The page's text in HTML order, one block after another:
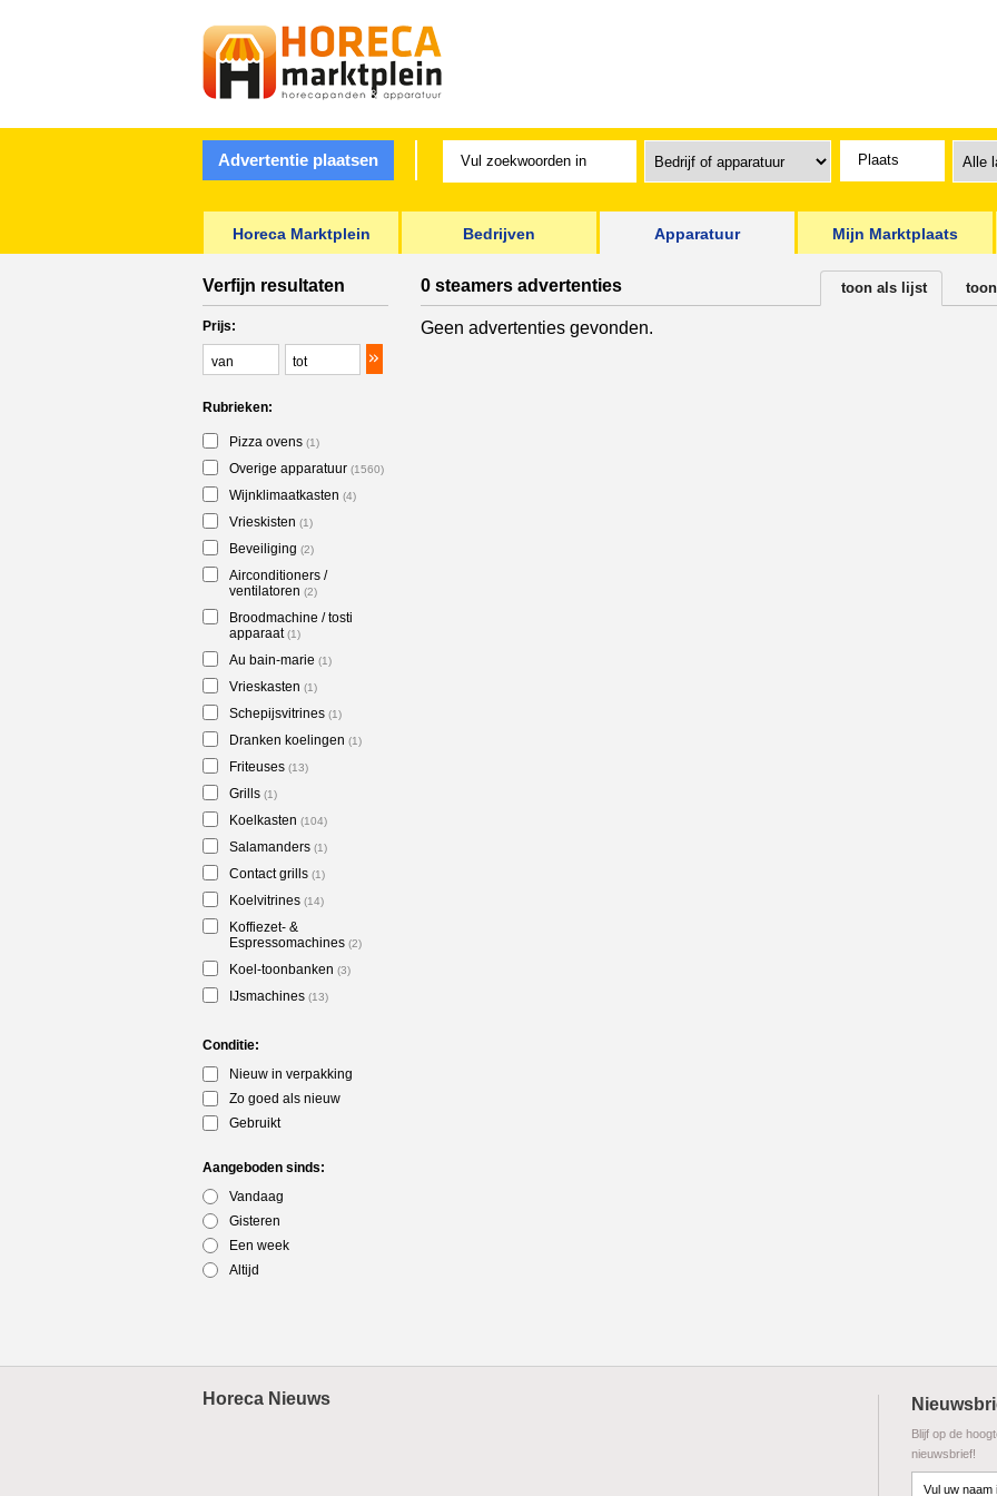
Advertentie plaatsen
Horeca Marktplein Bedrijven Apparatuur Mijn Marktplaats
Verfijn resultaten
Prijs:
Rubrieken:
Pizza ovens (1)
Overige apparatuur (1560)
Wijnklimaatkasten (4)
Vrieskisten (1)
Beveiliging (2)
Airconditioners /
ventilatoren (2)
Broodmachine / tosti
apparaat(1)
Au bain-marie (1)
Vrieskasten (1)
Schepijsvitrines (1)
Dranken koelingen (1)
Friteuses (13)
Grills (1)
Koelkasten (104)
Salamanders (1)
Contact grills (1)
Koelvitrines (14)
Koffiezet- &
Espressomachines (2)
Koel-toonbanken (3)
IJsmachines (13)
Conditie:
Nieuw in verpakking
Zo goed als nieuw
Gebruikt
Aangeboden sinds:
Vandaag
Gisteren
Een week
Altijd
0 steamers advertenties toon als lijst
Geen advertenties gevonden.
Horeca Nieuws
Blijf op de
nieuwsbrief!